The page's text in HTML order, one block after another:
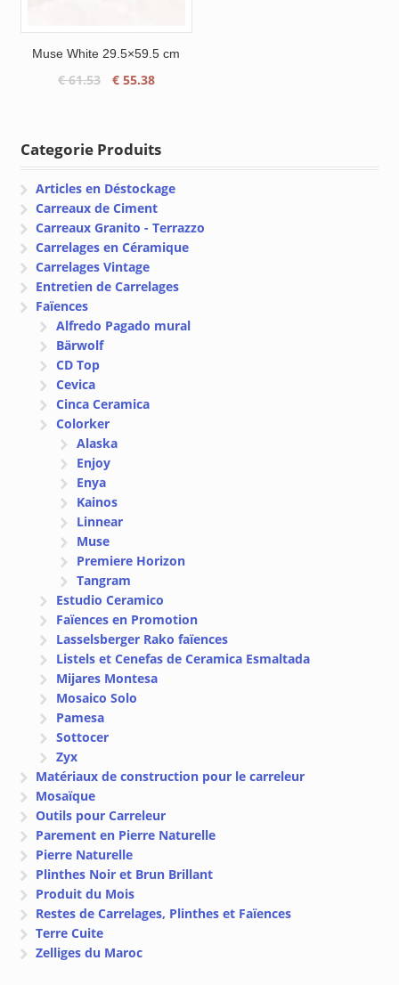
Muse White 29.5×59.5 cm
€61.53
Le
€ 61.53.
€55.38Le
€ 55.38.
Categorie Produits
Articles en Déstockage
Carreaux de Ciment
Carreaux Granito - Terrazzo
Carrelages en Céramique
Carrelages Vintage
Entretien de Carrelages
Faïences
Alfredo Pagado mural
Bärwolf
CD Top
Cevica
Cinca Ceramica
Colorker
Alaska
Enjoy
Enya
Kainos
Linnear
Muse
Premiere Horizon
Tangram
Estudio Ceramico
Faïences en Promotion
Lasselsberger Rako faïences
Listels et Cenefas de Ceramica Esmaltada
Mijares Montesa
Mosaico Solo
Pamesa
Sottocer
Zyx
Matériaux de construction pour le carreleur
Mosaïque
Outils pour Carreleur
Parement en Pierre Naturelle
Pierre Naturelle
Plinthes Noir et Brun Brillant
Produit du Mois
Restes de Carrelages, Plinthes et Faïences
Terre Cuite
Zelliges du Maroc